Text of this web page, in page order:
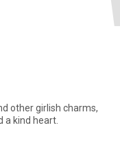
other girlish charms,
a kind heart.